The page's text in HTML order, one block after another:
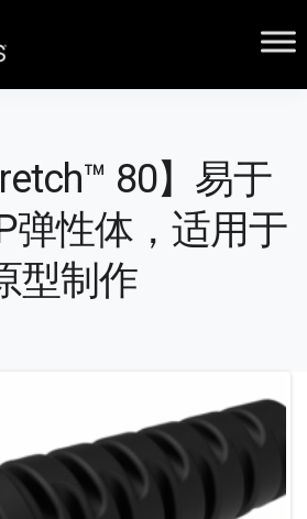
80】易于
弹性体，适用于
型制作